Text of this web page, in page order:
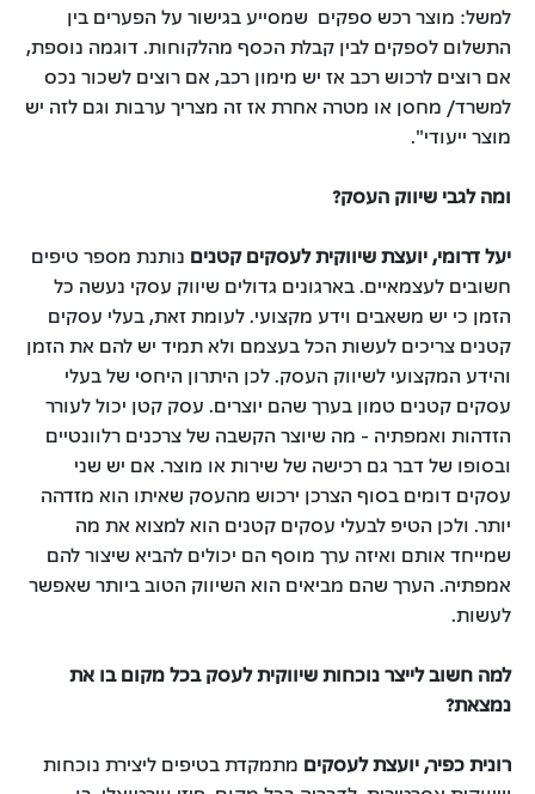
למשל: מוצר רכש ספקים שמסייע בגישור על הפערים בין
התשלום לספקים לבין קבלת הכסף מהלקוחות. דוגמה נוספת,
אם רוצים לרכוש רכב אז יש מימון רכב, אם רוצים לשכור נכס
למשרד/ מחסן או מטרה אחרת אז זה מצריך ערבות וגם לזה יש
מוצר ייעודי".
ומה לגבי שיווק העסק?
יעל דרומי, יועצת שיווקית לעסקים קטנים נותנת מספר טיפים
חשובים לעצמאיים. בארגונים גדולים שיווק עסקי נעשה כל
הזמן כי יש משאבים וידע מקצועי. לעומת זאת, בעלי עסקים
קטנים צריכים לעשות הכל בעצמם ולא תמיד יש להם את הזמן
והידע המקצועי לשיווק העסק. לכן היתרון היחסי של בעלי
עסקים קטנים טמון בערך שהם יוצרים. עסק קטן יכול לעורר
הזדהות ואמפתיה - מה שיוצר הקשבה של צרכנים רלוונטיים
ובסופו של דבר גם רכישה של שירות או מוצר. אם יש שני
עסקים דומים בסוף הצרכן ירכוש מהעסק שאיתו הוא מזדהה
יותר. ולכן הטיפ לבעלי עסקים קטנים הוא למצוא את מה
שמייחד אותם ואיזה ערך מוסף הם יכולים להביא שיצור להם
אמפתיה. הערך שהם מביאים הוא השיווק הטוב ביותר שאפשר
לעשות.
למה חשוב לייצר נוכחות שיווקית לעסק בכל מקום בו את
נמצאת?
רונית כפיר, יועצת לעסקים מתמקדת בטיפים ליצירת נוכחות